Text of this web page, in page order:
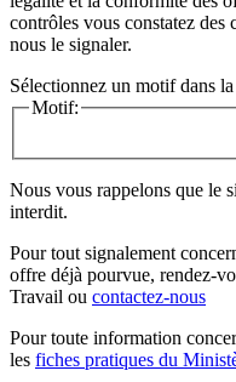
contrôles vous constatez
nous le signaler.
Sélectionnez un motif dans
Motif:
Nous vous rappelons que le
interdit.
Pour tout signalement
offre déjà pourvue, rendez-
Travail ou contactez-nous
Pour toute information
les fiches pratiques du